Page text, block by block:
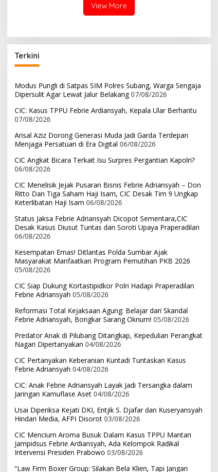
View More
Terkini
Modus Pungli di Satpas SIM Polres Subang, Warga Sengaja
Dipersulit Agar Lewat Jalur Belakang 07/08/2026
CIC: Kasus TPPU Febrie Ardiansyah, Kepala Ular Berhantu
07/08/2026
Arisal Aziz Dorong Generasi Muda Jadi Garda Terdepan
Menjaga Persatuan di Era Digital 06/08/2026
CIC Angkat Bicara Terkait Isu Surpres Pergantian Kapolri?
06/08/2026
CIC Menelisik Jejak Pusaran Bisnis Febrie Adriansyah – Don
Ritto Dan Tiga Saham Haji Isam, CIC Desak Tim 9 Ungkap
Keterlibatan Haji Isam 06/08/2026
Status Jaksa Febrie Adriansyah Dicopot Sementara,CIC
Desak Kasus Diusut Tuntas dan Soroti Upaya Praperadilan
06/08/2026
Kesempatan Emas! Ditlantas Polda Sumbar Ajak
Masyarakat Manfaatkan Program Pemutihan PKB 2026
05/08/2026
CIC Siap Dukung Kortastipidkor Polri Hadapi Praperadilan
Febrie Adriansyah 05/08/2026
Reformasi Total Kejaksaan Agung: Belajar dari Skandal
Febrie Adriansyah, Bongkar Sarang Oknum! 05/08/2026
Predator Anak di Pilubang Ditangkap, Kepedulian Perangkat
Nagari Dipertanyakan 04/08/2026
CIC Pertanyakan Keberanian Kuntadi Tuntaskan Kasus
Febrie Adriansyah 04/08/2026
CIC: Anak Febrie Adriansyah Layak Jadi Tersangka dalam
Jaringan Kamuflase Aset 04/08/2026
Usai Diperiksa Kejati DKI, Entjik S. Djafar dan Kuseryansyah
Hindari Media, AFPI Disorot 03/08/2026
CIC Mencium Aroma Busuk Dalam Kasus TPPU Mantan
Jampidsus Febrie Ardiansyah, Ada Kelompok Radikal
Intervensi Presiden Prabowo 03/08/2026
“Law Firm Boxer Group: Silakan Bela Klien, Tapi Jangan